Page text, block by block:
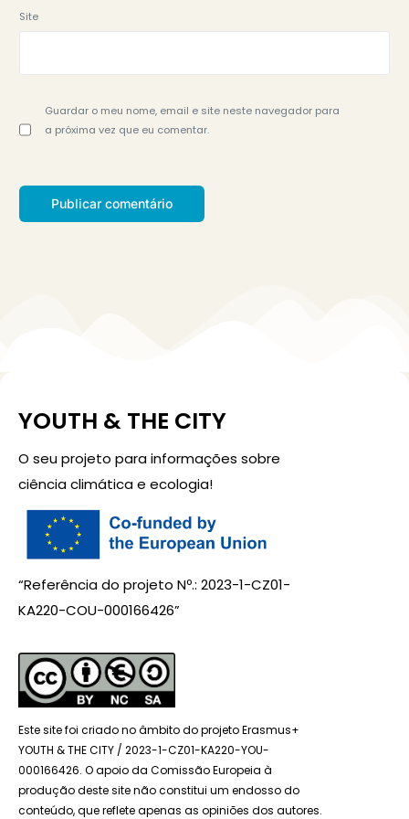
Site
Guardar o meu nome, email e site neste navegador para
a próxima vez que eu comentar.
YOUTH & THE CITY
O seu projeto para informações sobre
ciência climática e ecologia!
“Referência do projeto Nº.: 2023-1-CZ01-
KA220-COU-000166426”
Este site foi criado no âmbito do projeto Erasmus+
YOUTH & THE CITY / 2023-1-CZ01-KA220-YOU-
000166426. O apoio da Comissão Europeia à
produção deste site não constitui um endosso do
conteúdo, que reflete apenas as opiniões dos autores.